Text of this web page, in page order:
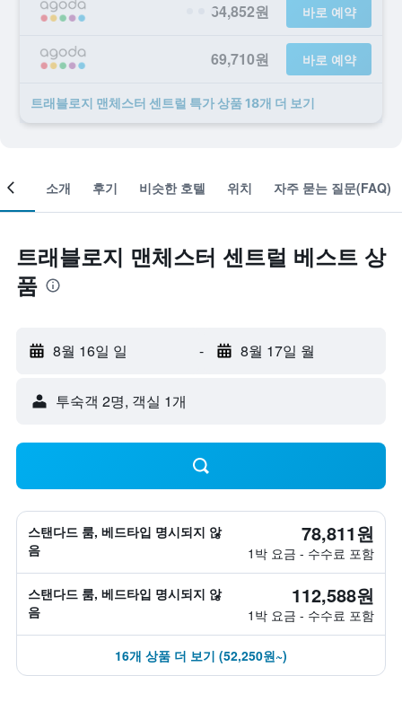
64,852원 바로 예약
69,710원 바로 예약
트래블로지 맨체스터 센트럴 ​특가 ​상품 18개 ​더 ​보기
객실 소개 후기 비슷한 호텔 위치 자주 묻는 질문(FAQ)
트래블로지 맨체스터 센트럴 베스트 상
품
8월 16일 일 - 8월 17일 월
​투숙객 2​명, ​객실 1개
스탠다드 룸, 베드타입 명시되지 않
음
78,811원
1박 요금 - 수수료 포함
스탠다드 룸, 베드타입 명시되지 않
음
112,588원
1박 요금 - 수수료 포함
16개 상품 더 보기 (52,250원~)